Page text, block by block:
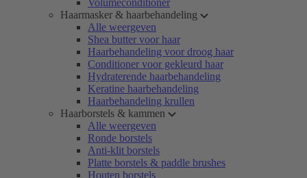
Volumeconditioner
Haarmasker & haarbehandeling
Alle weergeven
Shea butter voor haar
Haarbehandeling voor droog haar
Conditioner voor gekleurd haar
Hydraterende haarbehandeling
Keratine haarbehandeling
Haarbehandeling krullen
Haarborstels & kammen
Alle weergeven
Ronde borstels
Anti-klit borstels
Platte borstels & paddle brushes
Houten borstels